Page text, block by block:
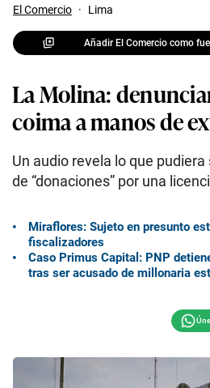
El Comercio · Lima
Añadir El Comercio como
La Molina:
coima a manos de
Un audio revela lo que
de “donaciones” por una
Miraflores: Sujeto en presunto
fiscalizadores
Caso Primus Capital: PNP
tras ser acusado de millonaria